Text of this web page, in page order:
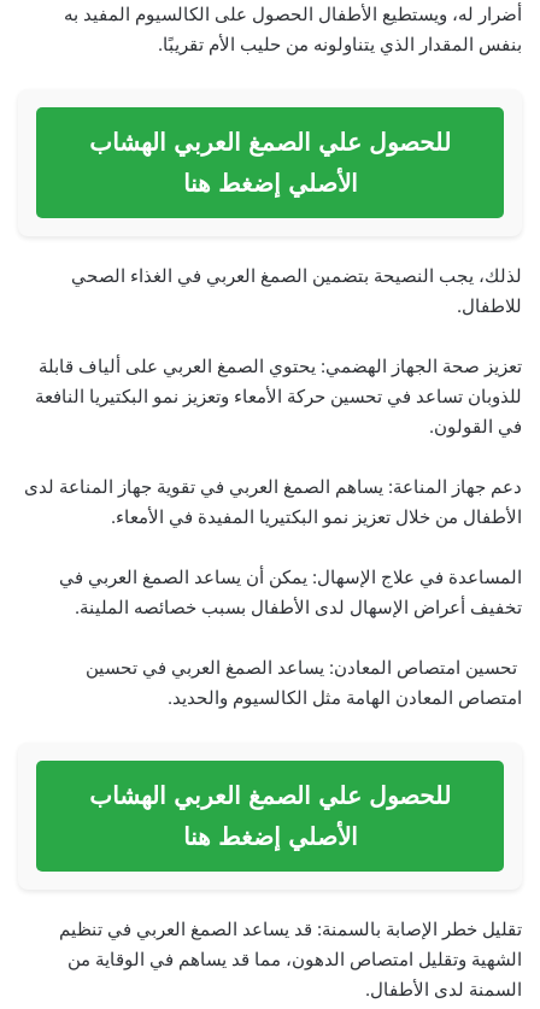
أضرار له، ويستطيع الأطفال الحصول على الكالسيوم المفيد به
بنفس المقدار الذي يتناولونه من حليب الأم تقريبًا.
للحصول علي الصمغ العربي الهشاب
الأصلي إضغط هنا
لذلك، يجب النصيحة بتضمين الصمغ العربي في الغذاء الصحي
للاطفال.
تعزيز صحة الجهاز الهضمي: يحتوي الصمغ العربي على ألياف قابلة
للذوبان تساعد في تحسين حركة الأمعاء وتعزيز نمو البكتيريا النافعة
في القولون.
دعم جهاز المناعة: يساهم الصمغ العربي في تقوية جهاز المناعة لدى
الأطفال من خلال تعزيز نمو البكتيريا المفيدة في الأمعاء.
المساعدة في علاج الإسهال: يمكن أن يساعد الصمغ العربي في
تخفيف أعراض الإسهال لدى الأطفال بسبب خصائصه الملينة.
تحسين امتصاص المعادن: يساعد الصمغ العربي في تحسين
امتصاص المعادن الهامة مثل الكالسيوم والحديد.
للحصول علي الصمغ العربي الهشاب
الأصلي إضغط هنا
تقليل خطر الإصابة بالسمنة: قد يساعد الصمغ العربي في تنظيم
الشهية وتقليل امتصاص الدهون، مما قد يساهم في الوقاية من
السمنة لدى الأطفال.